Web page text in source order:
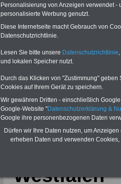
Beamten
Westfalen
Personalisierung von Anzeigen verwendet
personalisierte Werbung genutzt.
Diese Internetseite macht Gebrauch von
Datenschutzrichtlinie.
Lesen Sie bitte unsere Datenschutzrichtlinie
und lokalen Speicher nutzt.
Durch das Klicken von "Zustimmung"
Cookies auf Ihrem Gerät zu speichern.
Wir gewähren Dritten - einschließlich
Google-Website "Datenschutzerklärung &
Google ihre personenbezogenen Daten
Dürfen wir Ihre Daten nutzen, um
erheben Daten und verwenden